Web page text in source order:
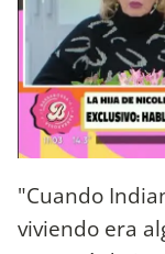
"Cuando
viviendo era